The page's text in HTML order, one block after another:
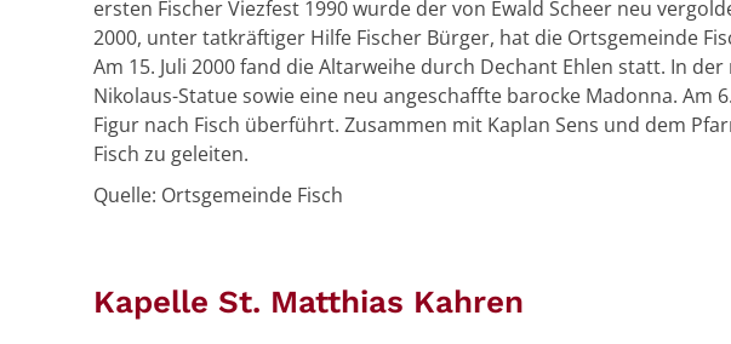
ersten Fischer Viezfest 1990 wurde der von Ewald Scheer neu
2000, unter tatkräftiger Hilfe Fischer Bürger, hat die Ortsgemeinde
Am 15. Juli 2000 fand die Altarweihe durch Dechant Ehlen statt. In
Nikolaus-Statue sowie eine neu angeschaffte barocke Madonna. Am
Figur nach Fisch überführt. Zusammen mit Kaplan Sens und dem
Fisch zu geleiten.
Quelle: Ortsgemeinde Fisch
Kapelle St. Matthias Kahren